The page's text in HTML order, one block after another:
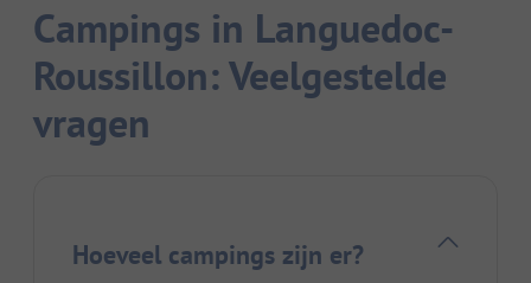
Campings in Languedoc-
Roussillon: Veelgestelde
vragen
Hoeveel campings zijn er?